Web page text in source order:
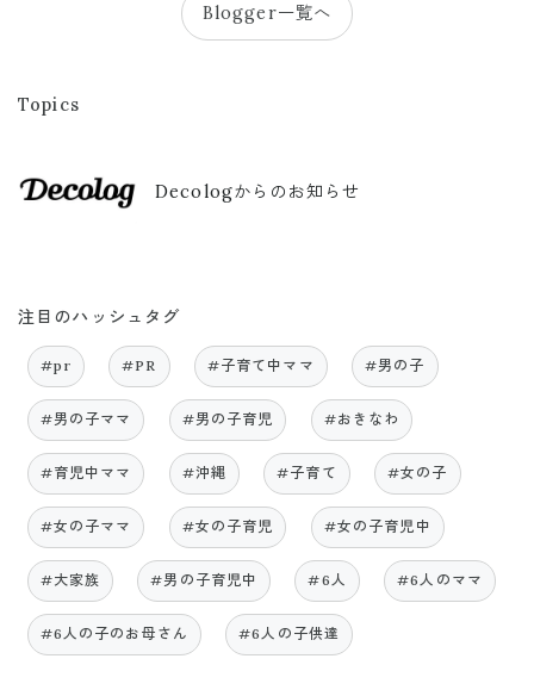
Blogger一覧へ
Topics
Decologからのお知らせ
注目のハッシュタグ
#pr #PR #子育て中ママ #男の子
#男の子ママ #男の子育児 #おきなわ
#育児中ママ #沖縄 #子育て #女の子
#女の子ママ #女の子育児 #女の子育児中
#大家族 #男の子育児中 #6人 #6人のママ
#6人の子のお母さん #6人の子供達